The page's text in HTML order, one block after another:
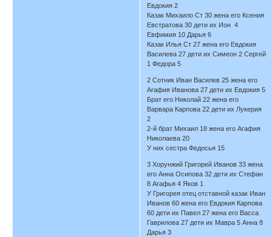
Евдокия 2
Казак Михаило Ст 30 жена его Ксения
Евстратова 30 дети их Ион 4
Евфимия 10 Дарья 6
Казак Илья Ст 27 жена его Евдокия
Василева 27 дети их Симеон 2 Сергей
1 Федора 5
2 Сотник Иван Василев 25 жена его
Агафия Иванова 27 дети их Евдокия 5
Брат его Николай 22 жена его
Варвара Карпова 22 дети их Лукерия
2
2-й брат Михаил 18 жена его Агафия
Николаева 20
У них сестра Федосья 15
3 Хорунжий Григорей Иванов 33 жена
его Анна Осипова 32 дети их Стефан
8 Агафья 4 Яков 1
У Григорея отец отставной казак Иван
Иванов 60 жена его Евдокия Карпова
60 дети их Павел 27 жена его Васса
Гаврилова 27 дети их Мавра 5 Анна 8
Дарья 3